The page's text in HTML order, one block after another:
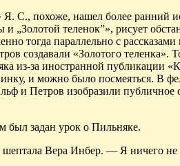
Я. С., похоже, нашел более ранний
„Золотой теленок”», рисует
тогда параллельно с рассказами
создавали «Золотого теленка».
из-за иностранной публикации
и можно было посмеяться. В
и Петров изобразили публичное
был задан урок о Пильняке.
Вера Инбер. — Я ничего не